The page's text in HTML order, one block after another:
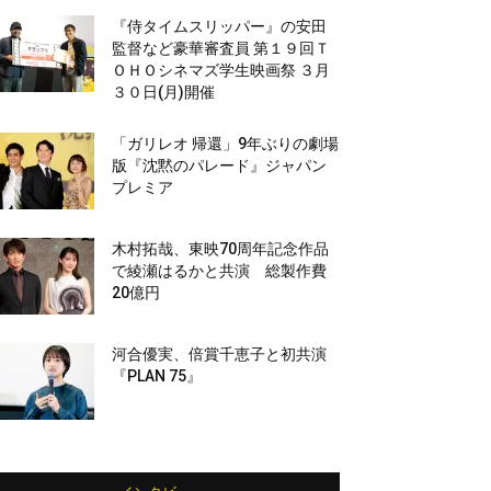
『侍タイムスリッパー』の安田
監督など豪華審査員 第１９回Ｔ
ＯＨＯシネマズ学生映画祭 ３月
３０日(月)開催
「ガリレオ 帰還」9年ぶりの劇場
版『沈黙のパレード』ジャパン
プレミア
木村拓哉、東映70周年記念作品
で綾瀬はるかと共演 総製作費
20億円
河合優実、倍賞千恵子と初共演
『PLAN 75』